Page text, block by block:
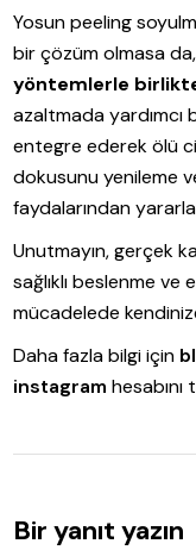
Yosun peeling
bir çözüm olmasa
yöntemlerle
azaltmada yardımcı
entegre ederek ölü
dokusunu yenileme
faydalarından
Unutmayın, gerçek
sağlıklı beslenme
mücadelede
Daha fazla bilgi için
instagram
Bir yanıt yazın